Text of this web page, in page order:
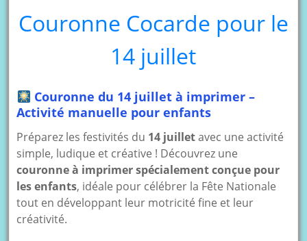
Couronne Cocarde pour le
14 juillet
Couronne du 14 juillet à imprimer –
Activité manuelle pour enfants
Préparez les festivités du 14 juilletavec une activité
simple, ludique et créative ! Découvrez une
couronne à imprimer spécialement conçue pour
les enfants, idéale pour célébrer la Fête Nationale
tout en développant leur motricité fine et leur
créativité.